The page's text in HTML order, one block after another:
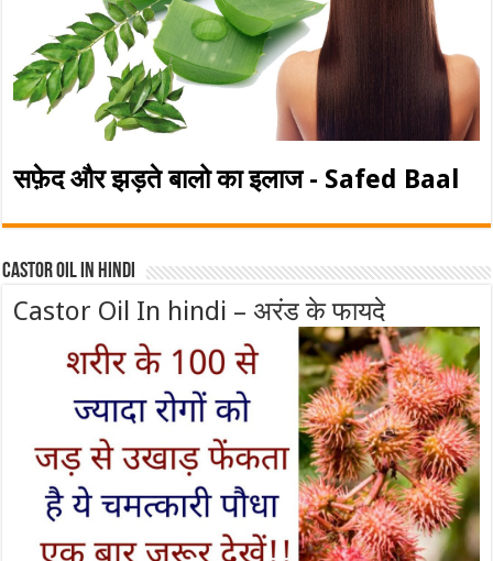
सफ़ेद और झड़ते बालो का इलाज - Safed Baal
Castor Oil In Hindi
Castor Oil In hindi – अरंड के फायदे